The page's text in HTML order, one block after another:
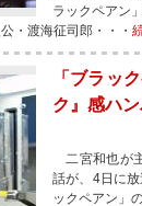
ラックペアン
・渡海征司郎・・・
「ブラッ
ク』感ハ
二宮和也が
話が、4日に
ックペアン」